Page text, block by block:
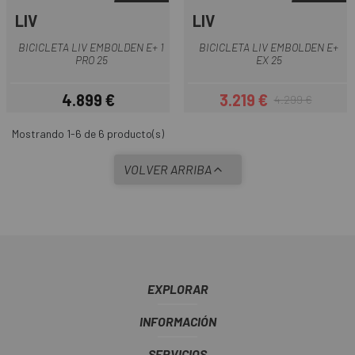
LIV
BICICLETA LIV EMBOLDEN E+ 1
PRO 25
Precio
4.899 €
LIV
BICICLETA LIV EMBOLDEN E+
EX 25
Precio
3.219 €Precio regular
4.299 €
Mostrando 1-6 de 6 producto(s)
VOLVER ARRIBA
EXPLORAR
INFORMACIÓN